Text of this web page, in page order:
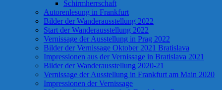
Schirmherrschaft
Autorenlesung in Frankfurt
Bilder der Wanderausstellung 2022
Start der Wanderausstellung 2022
Vernissage der Ausstellung in Prag 2022
Bilder der Vernissage Oktober 2021 Bratislava
Impressionen aus der Vernissage in Bratislava 2021
Bilder der Wanderausstellung 2020-21
Vernissage der Ausstellung in Frankfurt am Main 2020
Impressionen der Vernissage